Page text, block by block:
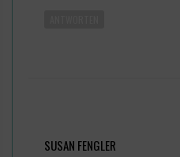
SUSAN FENGLER